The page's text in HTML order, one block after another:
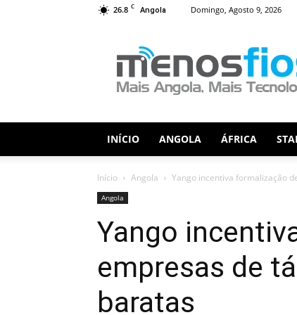
26.8 C Angola Domingo, Agosto 9, 2026
Fios
INÍCIO ANGOLA ÁFRICA
Início Angola Yango incentiva formalização
Angola
Yango
empresas de
baratas